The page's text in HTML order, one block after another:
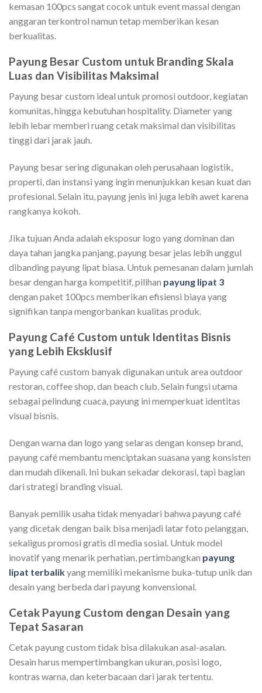
kemasan 100pcs sangat cocok untuk event massal dengan
anggaran terkontrol namun tetap memberikan kesan
berkualitas.
Payung Besar Custom untuk Branding Skala
Luas dan Visibilitas Maksimal
Payung besar custom ideal untuk promosi outdoor, kegiatan
komunitas, hingga kebutuhan hospitality. Diameter yang
lebih lebar memberi ruang cetak maksimal dan visibilitas
tinggi dari jarak jauh.
Payung besar sering digunakan oleh perusahaan logistik,
properti, dan instansi yang ingin menunjukkan kesan kuat dan
profesional. Selain itu, payung jenis ini juga lebih awet karena
rangkanya kokoh.
Jika tujuan Anda adalah eksposur logo yang dominan dan
daya tahan jangka panjang, payung besar jelas lebih unggul
dibanding payung lipat biasa. Untuk pemesanan dalam jumlah
besar dengan harga kompetitif, pilihan payung lipat 3
dengan paket 100pcs memberikan efisiensi biaya yang
signifikan tanpa mengorbankan kualitas produk.
Payung Café Custom untuk Identitas Bisnis
yang Lebih Eksklusif
Payung café custom banyak digunakan untuk area outdoor
restoran, coffee shop, dan beach club. Selain fungsi utama
sebagai pelindung cuaca, payung ini memperkuat identitas
visual bisnis.
Dengan warna dan logo yang selaras dengan konsep brand,
payung café membantu menciptakan suasana yang konsisten
dan mudah dikenali. Ini bukan sekadar dekorasi, tapi bagian
dari strategi branding visual.
Banyak pemilik usaha tidak menyadari bahwa payung café
yang dicetak dengan baik bisa menjadi latar foto pelanggan,
sekaligus promosi gratis di media sosial. Untuk model
inovatif yang menarik perhatian, pertimbangkan payung
lipat terbalikyang memiliki mekanisme buka-tutup unik dan
desain yang berbeda dari payung konvensional.
Cetak Payung Custom dengan Desain yang
Tepat Sasaran
Cetak payung custom tidak bisa dilakukan asal-asalan.
Desain harus mempertimbangkan ukuran, posisi logo,
kontras warna, dan keterbacaan dari jarak tertentu.